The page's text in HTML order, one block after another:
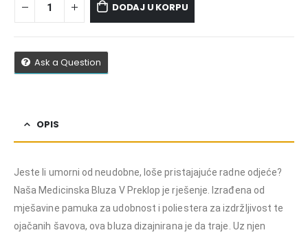
DODAJ U KORPU
Ask a Question
OPIS
Jeste li umorni od neudobne, loše pristajajuće radne odjeće?
Naša Medicinska Bluza V Preklop je rješenje. Izrađena od
mješavine pamuka za udobnost i poliestera za izdržljivost te
ojačanih šavova, ova bluza dizajnirana je da traje. Uz njen